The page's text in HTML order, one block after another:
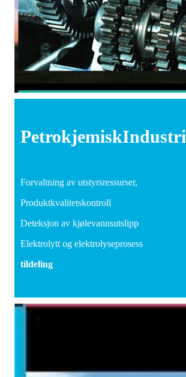
PetrokjemiskIndustri
Forvaltning av utstyrsressurser,
Produktkvalitetskontroll
Deteksjon av kjølevannsutslipp
Elektrolytt og elektrolyseprosess
tildeling